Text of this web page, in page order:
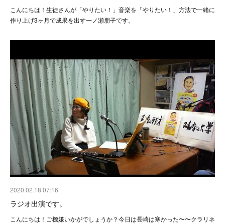
こんにちは！生徒さんが「やりたい！」音楽を「やりたい！」方法で一緒に
作り上げ3ヶ月で成果を出す一ノ瀬朋子です。
2020.02.18 07:16
ラジオ出演です。
こんにちは！ご機嫌いかがでしょうか？今日は長崎は寒かった〜〜クラリネ